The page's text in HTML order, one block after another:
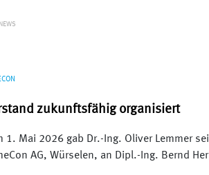
NEWS
zukunftsfähig organisiert
1. Mai 2026 gab Dr.-Ing. Oliver Lemmer
AG, Würselen, an Dipl.-Ing. Bernd